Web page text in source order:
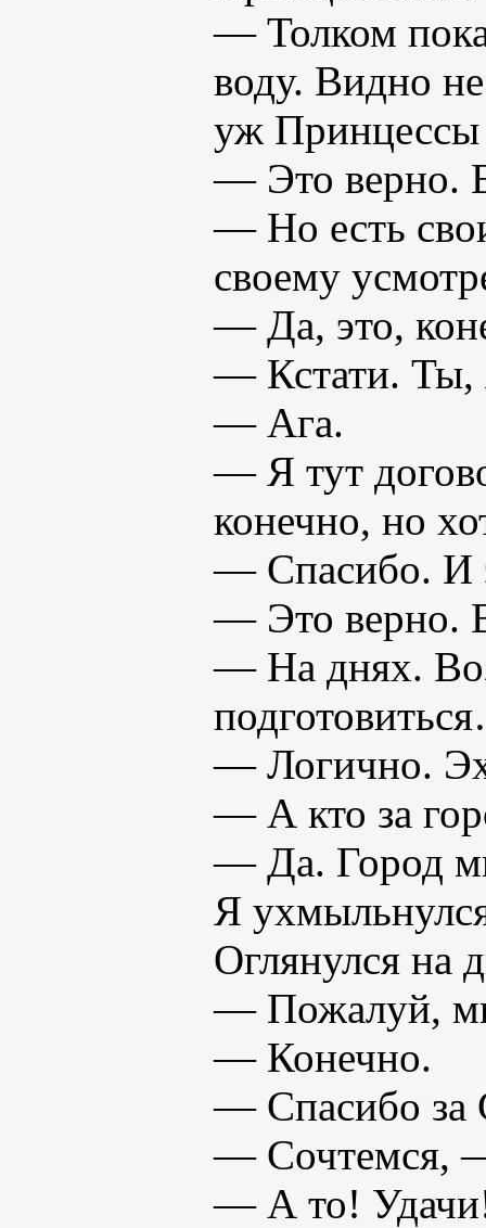
— Толком
воду. Видно
уж Принцессы
— Это верно.
— Но есть
своему
— Да, это,
— Кстати. Ты,
— Ага.
— Я тут
конечно, но
— Спасибо. И
— Это верно.
— На днях.
— Логично.
— А кто за
— Да. Город
Я
Оглянулся на
— Пожалуй,
— Конечно.
— Спасибо за
— Сочтемся, —
— А то!